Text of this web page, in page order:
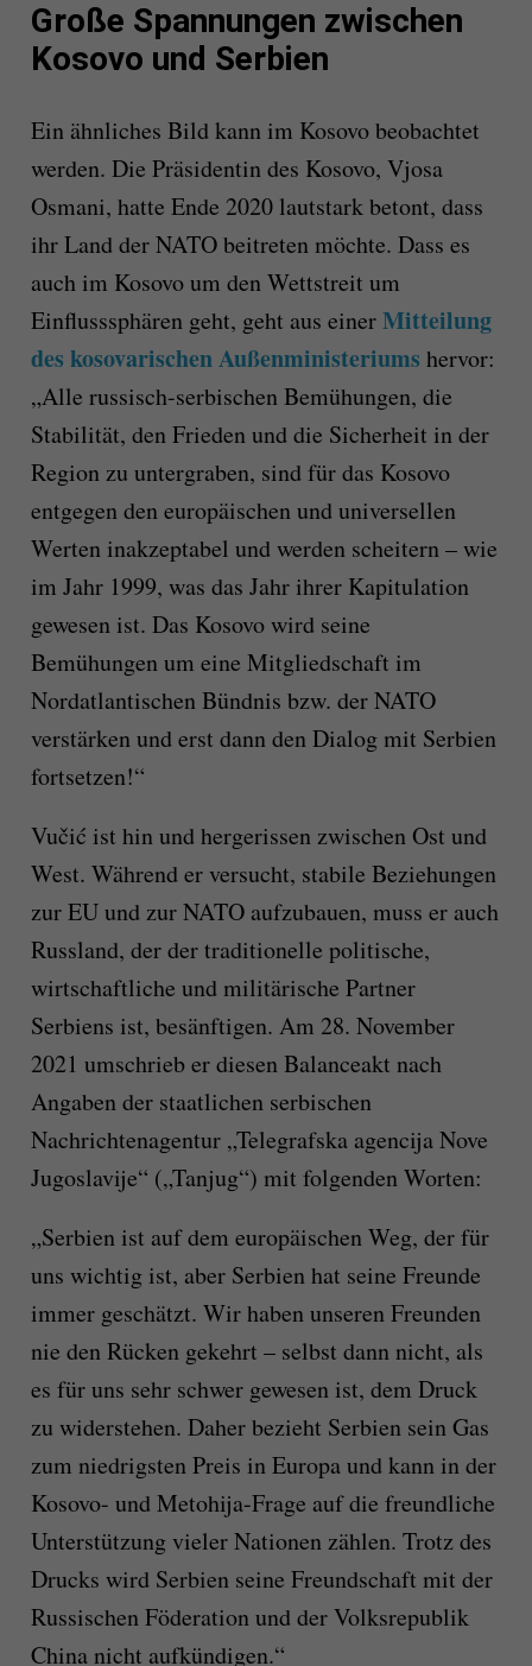
Große Spannungen zwischen
Kosovo und Serbien
Ein ähnliches Bild kann im Kosovo beobachtet
werden. Die Präsidentin des Kosovo, Vjosa
Osmani, hatte Ende 2020 lautstark betont, dass
ihr Land der NATO beitreten möchte. Dass es
auch im Kosovo um den Wettstreit um
Einflusssphären geht, geht aus einerMitteilung
des kosovarischen Außenministeriums hervor:
„Alle russisch-serbischen Bemühungen, die
Stabilität, den Frieden und die Sicherheit in der
Region zu untergraben, sind für das Kosovo
entgegen den europäischen und universellen
Werten inakzeptabel und werden scheitern – wie
im Jahr 1999, was das Jahr ihrer Kapitulation
gewesen ist. Das Kosovo wird seine
Bemühungen um eine Mitgliedschaft im
Nordatlantischen Bündnis bzw. der NATO
verstärken und erst dann den Dialog mit Serbien
fortsetzen!“
Vučić ist hin und hergerissen zwischen Ost und
West. Während er versucht, stabile Beziehungen
zur EU und zur NATO aufzubauen, muss er auch
Russland, der der traditionelle politische,
wirtschaftliche und militärische Partner
Serbiens ist, besänftigen. Am 28. November
2021 umschrieb er diesen Balanceakt nach
Angaben der staatlichen serbischen
Nachrichtenagentur „Telegrafska agencija Nove
Jugoslavije“ („Tanjug“) mit folgenden Worten:
„Serbien ist auf dem europäischen Weg, der für
uns wichtig ist, aber Serbien hat seine Freunde
immer geschätzt. Wir haben unseren Freunden
nie den Rücken gekehrt – selbst dann nicht, als
es für uns sehr schwer gewesen ist, dem Druck
zu widerstehen. Daher bezieht Serbien sein Gas
zum niedrigsten Preis in Europa und kann in der
Kosovo- und Metohija-Frage auf die freundliche
Unterstützung vieler Nationen zählen. Trotz des
Drucks wird Serbien seine Freundschaft mit der
Russischen Föderation und der Volksrepublik
China nicht aufkündigen.“